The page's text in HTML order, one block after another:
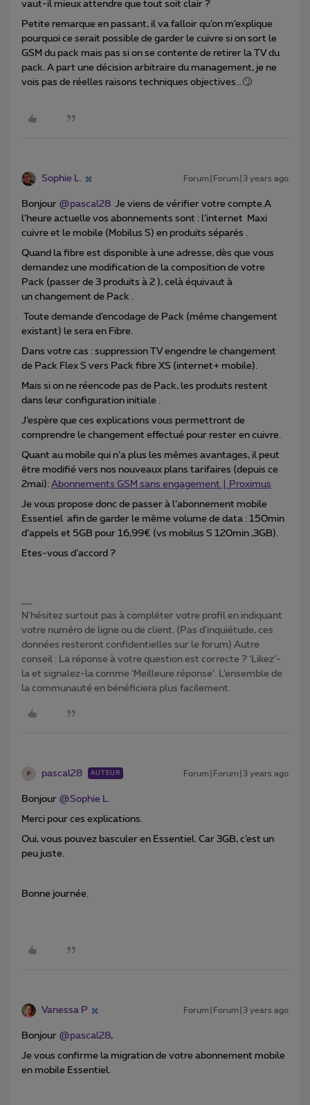
vaut-il mieux attendre que tout soit clair ?
Petite remarque en passant, il va falloir qu’on m’explique
pourquoi ce serait possible de garder le cuivre si on sort le
GSM du pack mais pas si on se contente de retirer la TV du
pack. A part une décision arbitraire du management, je ne
vois pas de réelles raisons techniques objectives…🙄
Sophie L. Forum|Forum|3 years ago
Bonjour @pascal28 Je viens de vérifier votre compte.A
l’heure actuelle vos abonnements sont : l’internet Maxi
cuivre et le mobile (Mobilus S) en produits séparés .
Quand la fibre est disponible à une adresse, dès que vous
demandez une modification de la composition de votre
Pack (passer de 3 produits à 2 ), celà équivaut à
un changement de Pack .
Toute demande d’encodage de Pack (même changement
existant) le sera en Fibre.
Dans votre cas : suppression TV engendre le changement
de Pack Flex S vers Pack fibre XS (internet+ mobile).
Mais si on ne réencode pas de Pack, les produits restent
dans leur configuration initiale .
J’espère que ces explications vous permettront de
comprendre le changement effectué pour rester en cuivre.
Quant au mobile qui n’a plus les mêmes avantages, il peut
être modifié vers nos nouveaux plans tarifaires (depuis ce
2mai): Abonnements GSM sans engagement | Proximus
Je vous propose donc de passer à l’abonnement mobile
Essentiel afin de garder le même volume de data : 150min
d’appels et 5GB pour 16,99€ (vs mobilus S 120min ,3GB).
Etes-vous d’accord ?
N'hésitez surtout pas à compléter votre profil en indiquant
votre numéro de ligne ou de client. (Pas d'inquiétude, ces
données resteront confidentielles sur le forum) Autre
conseil : La réponse à votre question est correcte ? ‘Likez’-
la et signalez-la comme ‘Meilleure réponse’. L’ensemble de
la communauté en bénéficiera plus facilement.
P pascal28 AUTEUR Forum|Forum|3 years ago
Bonjour @Sophie L.
Merci pour ces explications.
Oui, vous pouvez basculer en Essentiel. Car 3GB, c’est un
peu juste.
Bonne journée.
Vanessa P Forum|Forum|3 years ago
Bonjour @pascal28,
Je vous confirme la migration de votre abonnement mobile
en mobile Essentiel.